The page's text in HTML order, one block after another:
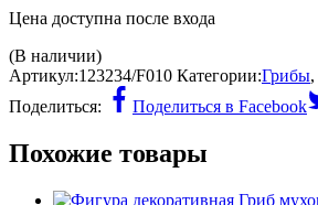
Цена доступна после входа
(В наличии)
Артикул:123234/F010 Категории:Грибы,
Поделиться:
Поделиться в Facebook
Похожие товары